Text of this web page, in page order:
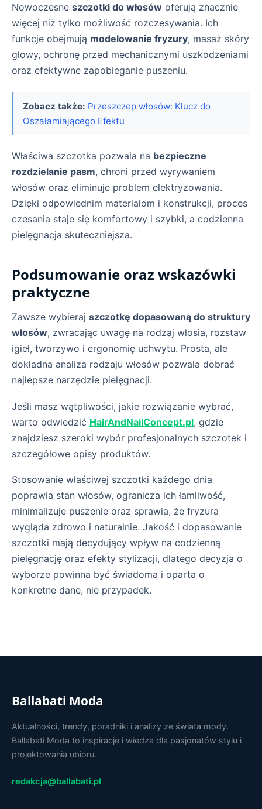
Nowoczesne szczotki do włosów oferują znacznie
więcej niż tylko możliwość rozczesywania. Ich
funkcje obejmują modelowanie fryzury, masaż skóry
głowy, ochronę przed mechanicznymi uszkodzeniami
oraz efektywne zapobieganie puszeniu.
Zobacz także: Przeszczep włosów: Klucz do
Oszałamiającego Efektu
Właściwa szczotka pozwala na bezpieczne
rozdzielanie pasm, chroni przed wyrywaniem
włosów oraz eliminuje problem elektryzowania.
Dzięki odpowiednim materiałom i konstrukcji, proces
czesania staje się komfortowy i szybki, a codzienna
pielęgnacja skuteczniejsza.
Podsumowanie oraz wskazówki
praktyczne
Zawsze wybieraj szczotkę dopasowaną do struktury
włosów, zwracając uwagę na rodzaj włosia, rozstaw
igieł, tworzywo i ergonomię uchwytu. Prosta, ale
dokładna analiza rodzaju włosów pozwala dobrać
najlepsze narzędzie pielęgnacji.
Jeśli masz wątpliwości, jakie rozwiązanie wybrać,
warto odwiedzić HairAndNailConcept.pl, gdzie
znajdziesz szeroki wybór profesjonalnych szczotek i
szczegółowe opisy produktów.
Stosowanie właściwej szczotki każdego dnia
poprawia stan włosów, ogranicza ich łamliwość,
minimalizuje puszenie oraz sprawia, że fryzura
wygląda zdrowo i naturalnie. Jakość i dopasowanie
szczotki mają decydujący wpływ na codzienną
pielęgnację oraz efekty stylizacji, dlatego decyzja o
wyborze powinna być świadoma i oparta o
konkretne dane, nie przypadek.
Ballabati Moda
Aktualności, trendy, poradniki i analizy ze świata mody.
Ballabati Moda to inspiracje i wiedza dla pasjonatów stylu i
projektowania ubioru.
redakcja@ballabati.pl